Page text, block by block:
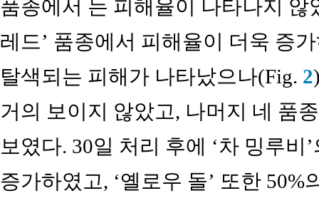
품종에서 는 피해율이 나타나지 않
레드’ 품종에서 피해율이 더욱 증
탈색되는 피해가 나타났으나(Fig. 2
거의 보이지 않았고, 나머지 네 품
보였다. 30일 처리 후에 ‘차 밍루비
증가하였고, ‘옐로우 돌’ 또한 50%